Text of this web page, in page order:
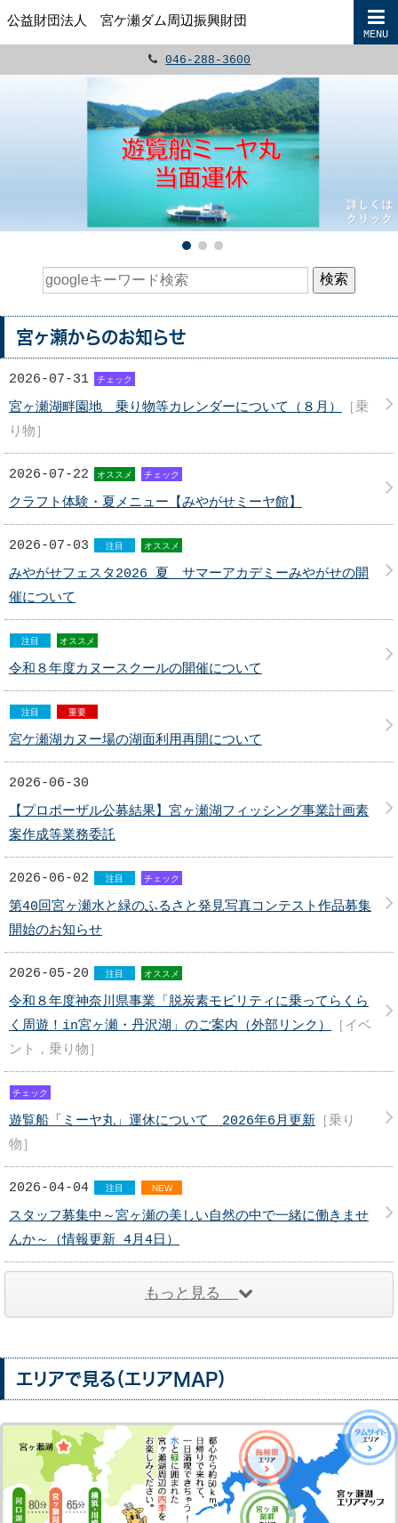
公益財団法人 宮ケ瀬ダム周辺振興財団
MENU
 046-288-3600
宮ヶ瀬からのお知らせ
2026-07-31 チェック
宮ヶ瀬湖畔園地 乗り物等カレンダーについて（８月）
［乗
り物］
2026-07-22 オススメ チェック
クラフト体験・夏メニュー【みやがせミーヤ館】
2026-07-03 注目 オススメ
みやがせフェスタ2026 夏 サマーアカデミーみやがせの開
催について
注目 オススメ
令和８年度カヌースクールの開催について
注目 重要
宮ケ瀬湖カヌー場の湖面利用再開について
2026-06-30
【プロポーザル公募結果】宮ヶ瀬湖フィッシング事業計画素
案作成等業務委託
2026-06-02 注目 チェック
第40回宮ヶ瀬水と緑のふるさと発見写真コンテスト作品募集
開始のお知らせ
2026-05-20 注目 オススメ
令和８年度神奈川県事業「脱炭素モビリティに乗ってらくら
く周遊！in宮ヶ瀬・丹沢湖」のご案内（外部リンク）
［イベ
ント，乗り物］
チェック
遊覧船「ミーヤ丸」運休について 2026年6月更新 ［乗り
物］
2026-04-04 注目 NEW
スタッフ募集中～宮ヶ瀬の美しい自然の中で一緒に働きませ
んか～（情報更新 4月4日）
もっと見る
エリアで見る（エリアMAP）